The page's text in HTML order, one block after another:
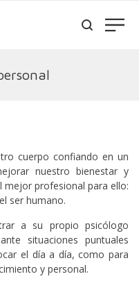
cuerpo confiando en un
nuestro bienestar y
profesional para ello:
ser humano.
a su propio psicólogo
situaciones puntuales
el día a día, como para
y personal.